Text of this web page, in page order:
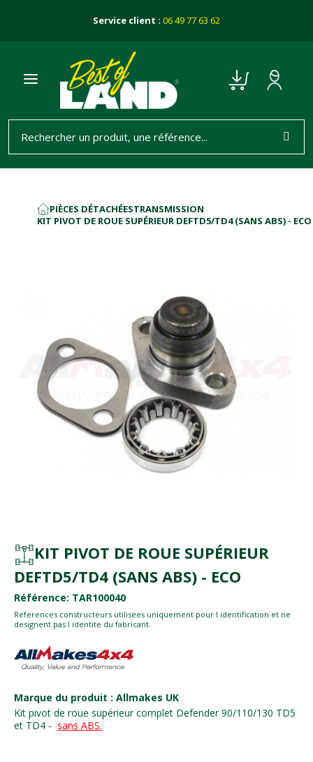
Service client : 06 49 77 63 62
ACCUEIL
PIÈCES DÉTACHÉESTRANSMISSION
KIT PIVOT DE ROUE SUPÉRIEUR DEFTD5/TD4 (SANS ABS) - ECO
KIT PIVOT DE ROUE SUPÉRIEUR
DEFTD5/TD4 (SANS ABS) - ECO
Référence: TAR100040
References constructeurs utilisees uniquement pour l identification et ne
designent pas l identite du fabricant.
Marque du produit : Allmakes UK
Kit pivot de roue supérieur complet Defender 90/110/130 TD5
et TD4 - sans ABS.